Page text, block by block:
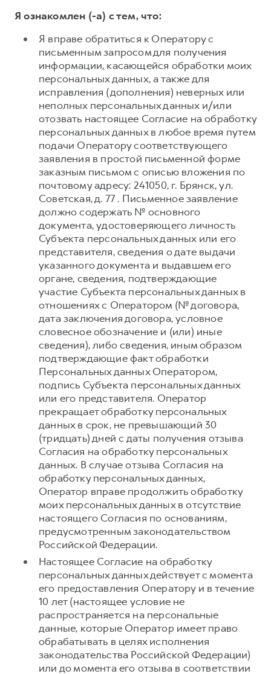
Я ознакомлен (-а) с тем, что:
Я вправе обратиться к Оператору с
письменным запросом для получения
информации, касающейся обработки моих
персональных данных, а также для
исправления (дополнения) неверных или
неполных персональных данных и/или
отозвать настоящее Согласие на обработку
персональных данных в любое время путем
подачи Оператору соответствующего
заявления в простой письменной форме
заказным письмом с описью вложения по
почтовому адресу: 241050, г. Брянск, ул.
Советская, д. 77 . Письменное заявление
должно содержать № основного
документа, удостоверяющего личность
Субъекта персональных данных или его
представителя, сведения о дате выдачи
указанного документа и выдавшем его
органе, сведения, подтверждающие
участие Субъекта персональных данных в
отношениях с Оператором (№ договора,
дата заключения договора, условное
словесное обозначение и (или) иные
сведения), либо сведения, иным образом
подтверждающие факт обработки
Персональных данных Оператором,
подпись Субъекта персональных данных
или его представителя. Оператор
прекращает обработку персональных
данных в срок, не превышающий 30
(тридцать) дней с даты получения отзыва
Согласия на обработку персональных
данных. В случае отзыва Согласия на
обработку персональных данных,
Оператор вправе продолжить обработку
моих персональных данных в отсутствие
настоящего Согласия по основаниям,
предусмотренным законодательством
Российской Федерации.
Настоящее Согласие на обработку
персональных данных действует с момента
его предоставления Оператору и в течение
10 лет (настоящее условие не
распространяется на персональные
данные, которые Оператор имеет право
обрабатывать в целях исполнения
законодательства Российской Федерации)
или до момента его отзыва в соответствии